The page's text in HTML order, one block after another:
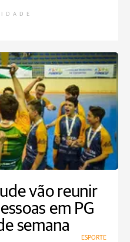
vão reunir
em PG
semana
ESPORTE